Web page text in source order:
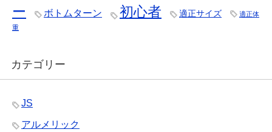
ー
ボトムターン 初心者 適正サイズ
適正体
重
カテゴリー
JS
アルメリック